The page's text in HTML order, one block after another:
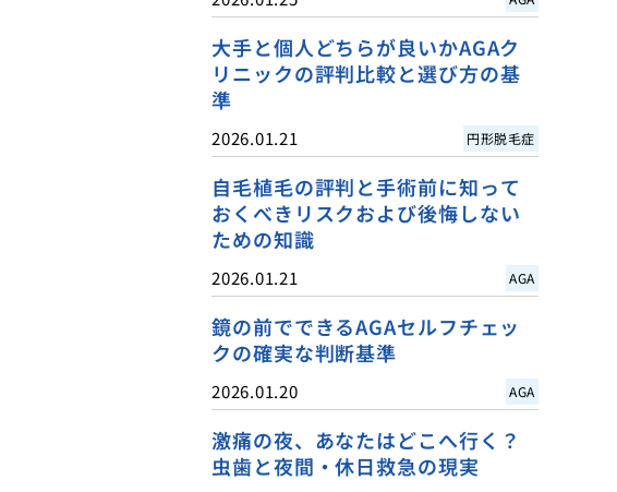
大手と個人どちらが良いかAGAク
リニックの評判比較と選び方の基
準
2026.01.21 円形脱毛症
自毛植毛の評判と手術前に知って
おくべきリスクおよび後悔しない
ための知識
2026.01.21 AGA
鏡の前でできるAGAセルフチェッ
クの確実な判断基準
2026.01.20 AGA
激痛の夜、あなたはどこへ行く？
虫歯と夜間・休日救急の現実